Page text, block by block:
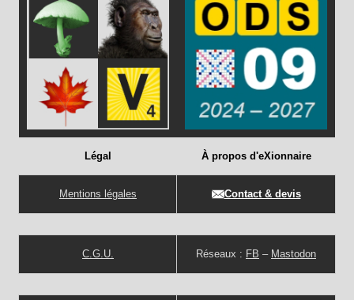
Légal
Mentions légales
C.G.U.
À propos d'eXionnaire
Contact & devis
Réseaux : FB – Mastodon